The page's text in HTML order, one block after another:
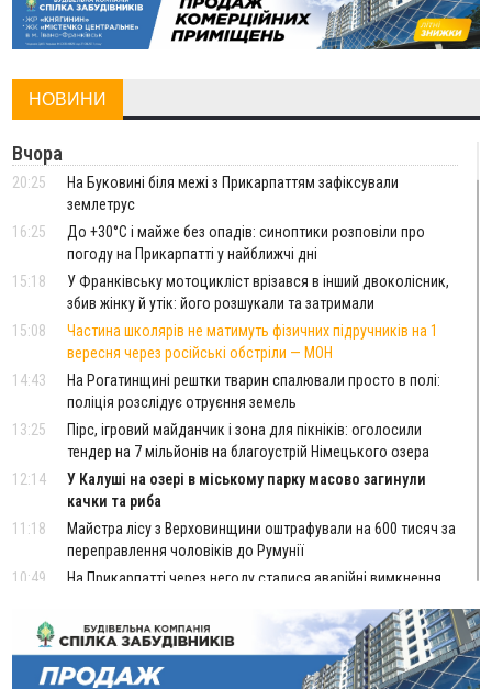
НОВИНИ
Вчора
20:25
На Буковині біля межі з Прикарпаттям зафіксували
землетрус
16:25
До +30°C і майже без опадів: синоптики розповіли про
погоду на Прикарпатті у найближчі дні
15:18
У Франківську мотоцикліст врізався в інший двоколісник,
збив жінку й утік: його розшукали та затримали
15:08
Частина школярів не матимуть фізичних підручників на 1
вересня через російські обстріли — МОН
14:43
На Рогатинщині рештки тварин спалювали просто в полі:
поліція розслідує отруєння земель
13:25
Пірс, ігровий майданчик і зона для пікніків: оголосили
тендер на 7 мільйонів на благоустрій Німецького озера
12:14
У Калуші на озері в міському парку масово загинули
качки та риба
11:18
Майстра лісу з Верховинщини оштрафували на 600 тисяч за
переправлення чоловіків до Румунії
10:49
На Прикарпатті через негоду сталися аварійні вимкнення
10:43
За змову на тендері для Долинської лікарні двох
підприємців оштрафували на 272 тисячі гривень
10:09
Яремчанський суд виніс вирок чоловіку, який у Буковелі